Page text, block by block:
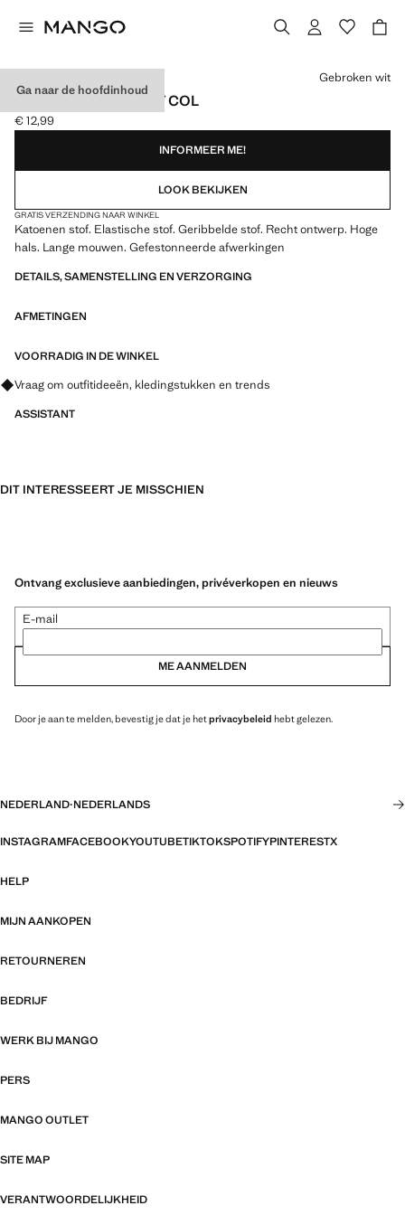
Ga naar de hoofdinhoud
GERIBD T-SHIRT MET COL
Huidige prijs [€ 12,99 ]
€ 12,99
Kies een kleur
Gebroken wit
INFORMEER ME!
LOOK BEKIJKEN
GRATIS VERZENDING NAAR WINKEL
Katoenen stof. Elastische stof. Geribbelde stof. Recht ontwerp. Hoge
hals. Lange mouwen. Gefestonneerde afwerkingen
DETAILS, SAMENSTELLING EN VERZORGING
AFMETINGEN
VOORRADIG IN DE WINKEL
Vraag om outfitideeën, kledingstukken en trends
ASSISTANT
DIT INTERESSEERT JE MISSCHIEN
Ontvang exclusieve aanbiedingen, privéverkopen en nieuws
E-mail
ME AANMELDEN
Door je aan te melden, bevestig je dat je hetprivacybeleid hebt gelezen.
NEDERLAND·NEDERLANDS
INSTAGRAMFACEBOOKYOUTUBETIKTOKSPOTIFYPINTERESTX
HELP
MIJN AANKOPEN
RETOURNEREN
BEDRIJF
WERK BIJ MANGO
PERS
MANGO OUTLET
SITE MAP
VERANTWOORDELIJKHEID